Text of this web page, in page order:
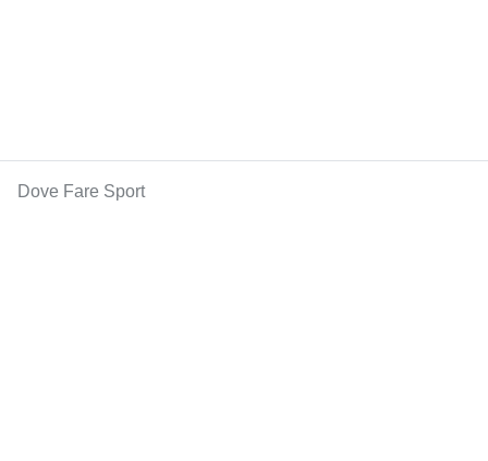
Dove Fare Sport